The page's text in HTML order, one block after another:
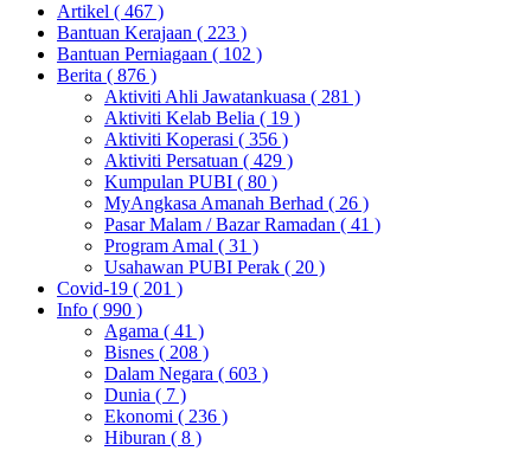
Artikel ( 467 )
Bantuan Kerajaan ( 223 )
Bantuan Perniagaan ( 102 )
Berita ( 876 )
Aktiviti Ahli Jawatankuasa ( 281 )
Aktiviti Kelab Belia ( 19 )
Aktiviti Koperasi ( 356 )
Aktiviti Persatuan ( 429 )
Kumpulan PUBI ( 80 )
MyAngkasa Amanah Berhad ( 26 )
Pasar Malam / Bazar Ramadan ( 41 )
Program Amal ( 31 )
Usahawan PUBI Perak ( 20 )
Covid-19 ( 201 )
Info ( 990 )
Agama ( 41 )
Bisnes ( 208 )
Dalam Negara ( 603 )
Dunia ( 7 )
Ekonomi ( 236 )
Hiburan ( 8 )